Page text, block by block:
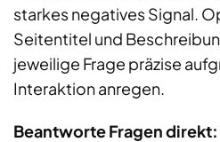
starkes negatives Signal.
Seitentitel und
jeweilige Frage präzise
Interaktion anregen.
Beantworte Fragen direkt: